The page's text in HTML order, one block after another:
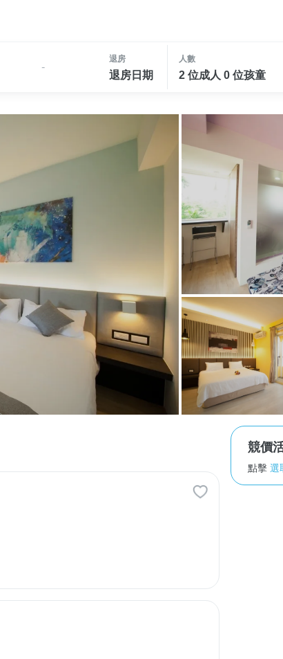
-
退房
退房日期
人數
2 位成人 0 位孩童
競價
點擊 選